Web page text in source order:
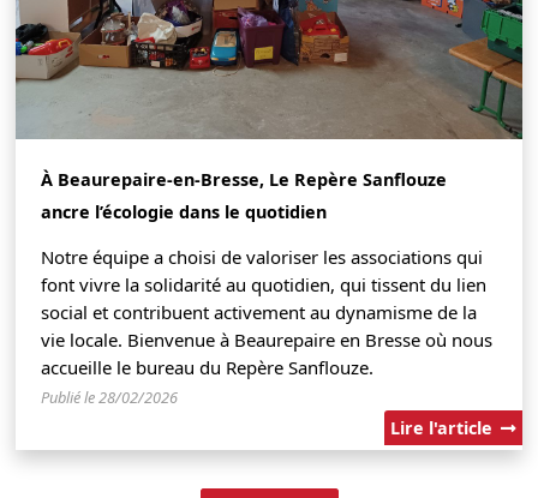
À Beaurepaire-en-Bresse, Le Repère Sanflouze
ancre l’écologie dans le quotidien
Notre équipe a choisi de valoriser les associations qui
font vivre la solidarité au quotidien, qui tissent du lien
social et contribuent activement au dynamisme de la
vie locale. Bienvenue à Beaurepaire en Bresse où nous
accueille le bureau du Repère Sanflouze.
Publié le 28/02/2026
Lire l'article